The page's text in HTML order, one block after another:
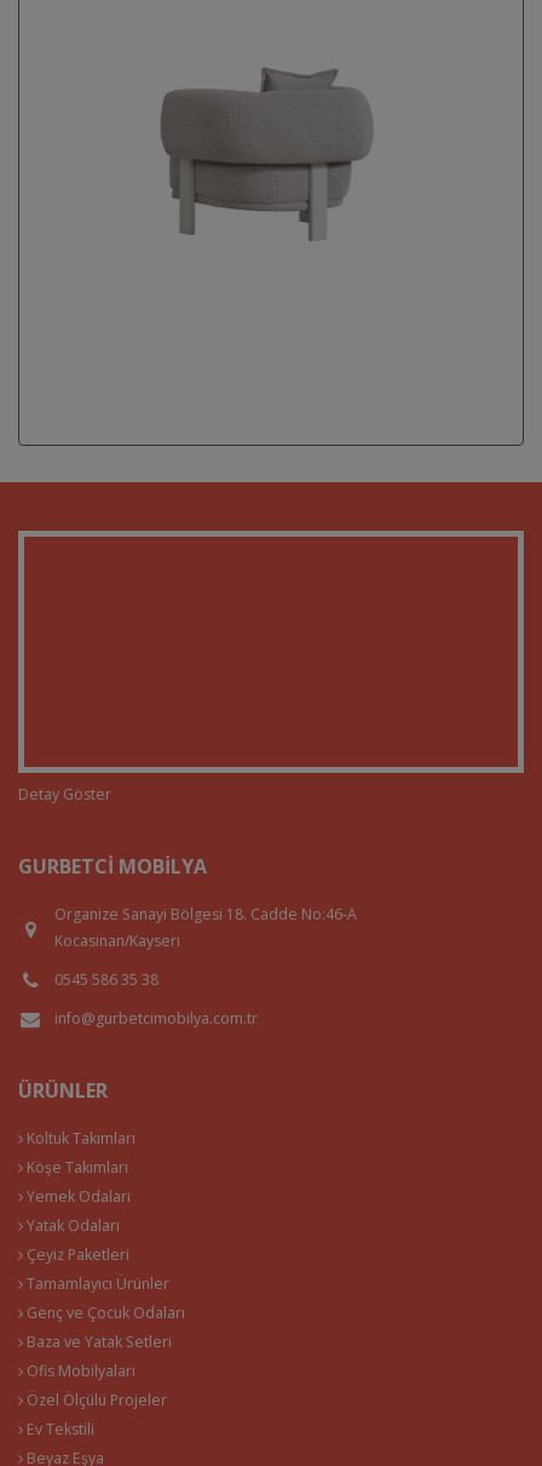
Detay Göster
GURBETCI MOBILYA
Organize Sanayi Bölgesi 18. Cadde No:46-A
Kocasinan/Kayseri
0545 586 35 38
info@gurbetcimobilya.com.tr
ÜRÜNLER
Koltuk Takımları
Köşe Takımları
Yemek Odaları
Yatak Odaları
Çeyiz Paketleri
Tamamlayıcı Ürünler
Genç ve Çocuk Odaları
Baza ve Yatak Setleri
Ofis Mobilyaları
Özel Ölçülü Projeler
Ev Tekstili
Beyaz Eşya